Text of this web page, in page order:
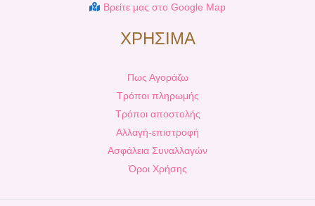
Βρείτε μας στο Google Map
ΧΡΗΣΙΜΑ
Πως Αγοράζω
Τρόποι πληρωμής
Τρόποι αποστολής
Αλλαγή-επιστροφή
Ασφάλεια Συναλλαγών
Όροι Χρήσης